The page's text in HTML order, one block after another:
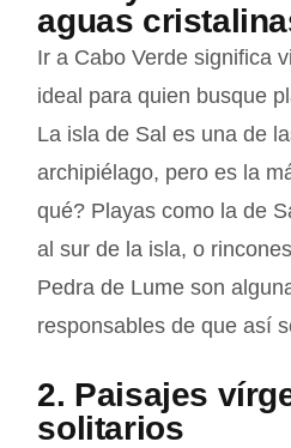
aguas
Ir a Cabo Verde significa
ideal para quien busque
La isla de Sal es una de
archipiélago, pero es la
qué? Playas como la de
al sur de la isla, o
Pedra de Lume son
responsables de que así
2. Paisajes
solitarios